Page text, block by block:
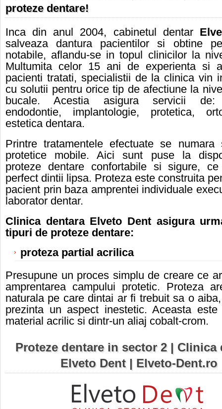
proteze dentare!
Inca din anul 2004, cabinetul dentar
salveaza dantura pacientilor si obtine
notabile, aflandu-se in topul clinicilor la
Multumita celor 15 ani de experienta si
pacienti tratati, specialistii de la clinica vin
cu solutii pentru orice tip de afectiune la
bucale. Acestia asigura servicii de:
endodontie, implantologie, protetica,
estetica dentara.
Printre tratamentele efectuate se numara
protetice mobile. Aici sunt puse la
proteze dentare confortabile si sigure, ce
perfect dintii lipsa. Proteza este construita
pacient prin baza amprentei individuale
laborator dentar.
Clinica dentara Elveto Dent asigura
tipuri de proteze dentare:
proteza partial acrilica
Presupune un proces simplu de creare ce
amprentarea campului protetic. Proteza
naturala pe care dintai ar fi trebuit sa o
prezinta un aspect inestetic. Aceasta
material acrilic si dintr-un aliaj cobalt-crom.
Proteze dentare in sector 2 | Clinica
Elveto Dent| Elveto-Dent.ro